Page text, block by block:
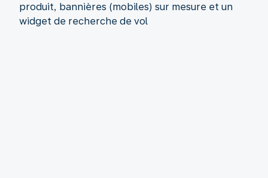
produit, bannières (mobiles) sur mesure et un
widget de recherche de vol